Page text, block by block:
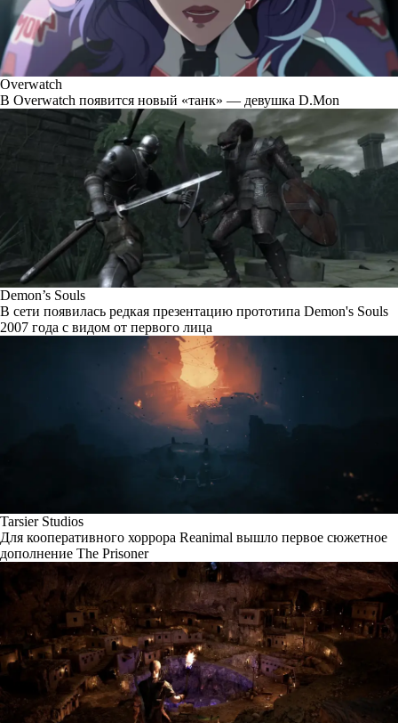
Overwatch
В Overwatch появится новый «танк» — девушка D.Mon
Demon’s Souls
В сети появилась редкая презентацию прототипа Demon's Souls
2007 года с видом от первого лица
Tarsier Studios
Для кооперативного хоррора Reanimal вышло первое сюжетное
дополнение The Prisoner